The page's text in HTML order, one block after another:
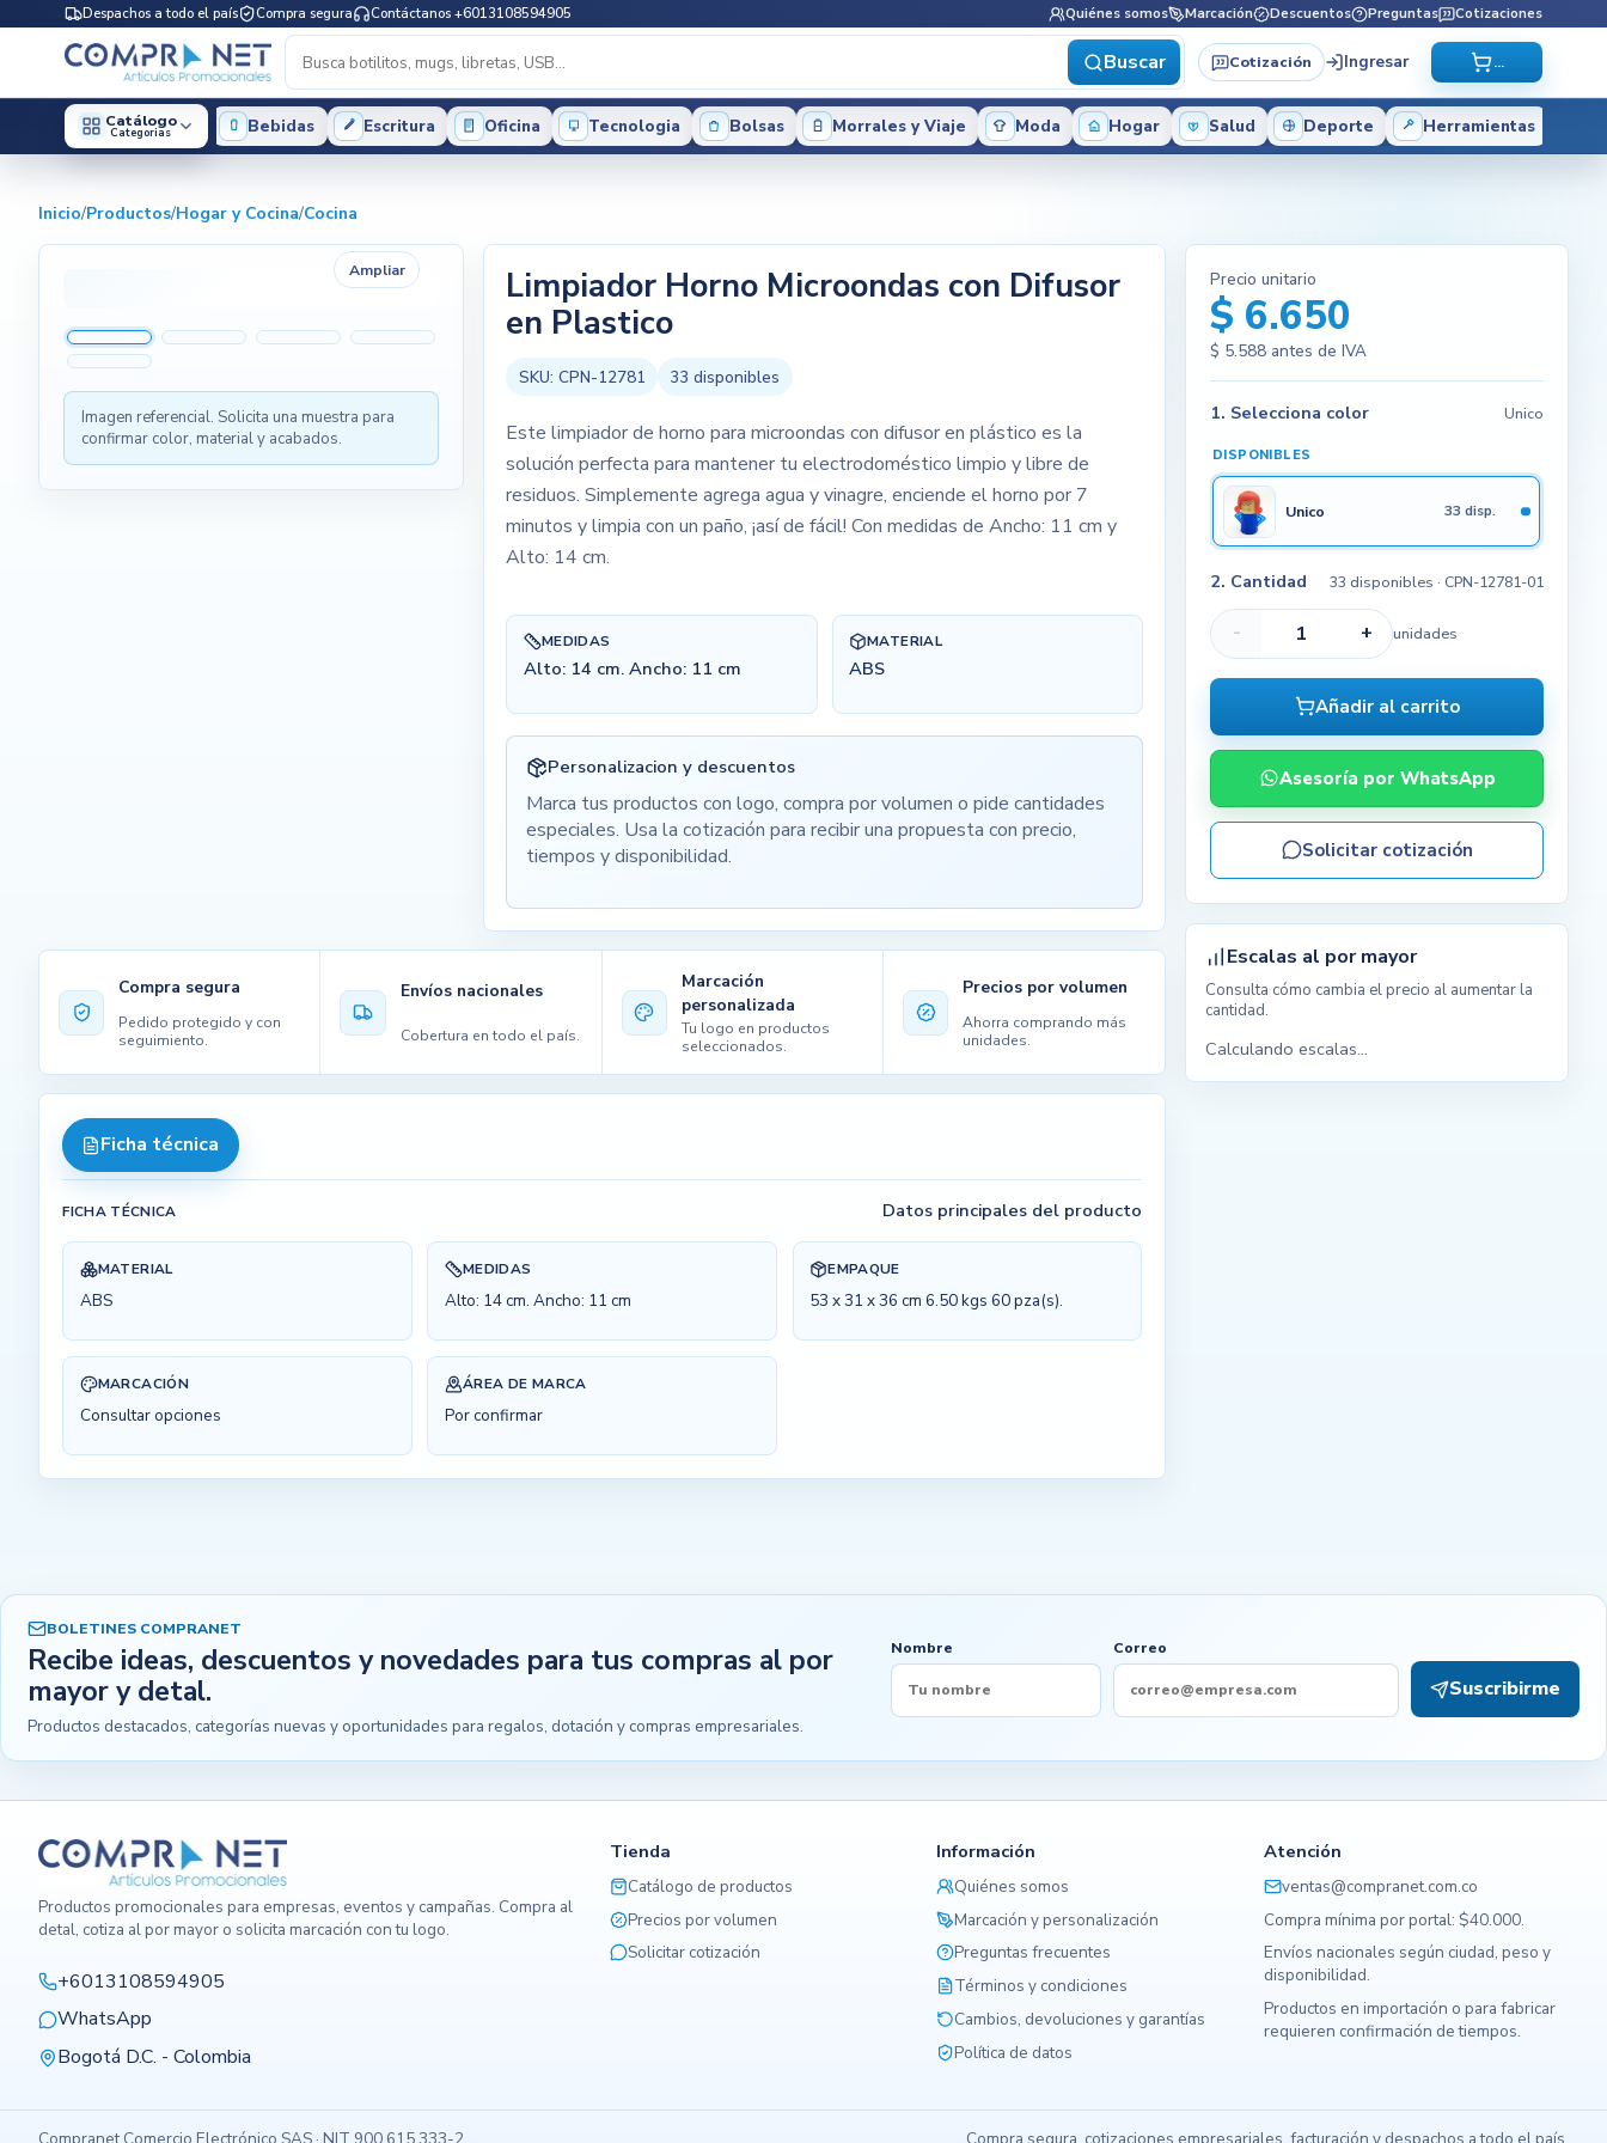
Despachos a todo el país Compra segura Contáctanos +6013108594905 Quiénes somos Marcación Descuentos Preguntas Cotizaciones
Buscar Cotización Ingresar ...
Catálogo
Categorias Bebidas Escritura Oficina Tecnologia Bolsas Morrales y Viaje Moda Hogar Salud Deporte Herramientas
Inicio/Productos/Hogar y Cocina/Cocina
Ampliar
Imagen referencial. Solicita una muestra para
confirmar color, material y acabados.
Limpiador Horno Microondas con Difusor
en Plastico
SKU: CPN-12781 33 disponibles
Este limpiador de horno para microondas con difusor en plástico es la
solución perfecta para mantener tu electrodoméstico limpio y libre de
residuos. Simplemente agrega agua y vinagre, enciende el horno por 7
minutos y limpia con un paño, ¡así de fácil! Con medidas de Ancho: 11 cm y
Alto: 14 cm.
MEDIDAS
Alto: 14 cm. Ancho: 11 cm
MATERIAL
ABS
Personalizacion y descuentos
Marca tus productos con logo, compra por volumen o pide cantidades
especiales. Usa la cotización para recibir una propuesta con precio,
tiempos y disponibilidad.
Compra segura
Pedido protegido y con
seguimiento.
Envíos nacionales
Cobertura en todo el país.
Marcación
personalizada
Tu logo en productos
seleccionados.
Precios por volumen
Ahorra comprando más
unidades.
Ficha técnica
FICHA TÉCNICA Datos principales del producto
MATERIAL
ABS
MEDIDAS
Alto: 14 cm. Ancho: 11 cm
EMPAQUE
53 x 31 x 36 cm 6.50 kgs 60 pza(s).
MARCACIÓN
Consultar opciones
ÁREA DE MARCA
Por confirmar
Precio unitario
$ 6.650
$ 5.588 antes de IVA
1. Selecciona color Unico
DISPONIBLES
Unico 33 disp.
2. Cantidad 33 disponibles · CPN-12781-01
- + unidades
Añadir al carrito
Asesoría por WhatsApp
Solicitar cotización
Escalas al por mayor
Consulta cómo cambia el precio al aumentar la
cantidad.
Calculando escalas...
BOLETINES COMPRANET
Recibe ideas, descuentos y novedades para tus compras al por
mayor y detal.
Productos destacados, categorías nuevas y oportunidades para regalos, dotación y compras empresariales.
Nombre Correo
Suscribirme
Productos promocionales para empresas, eventos y campañas. Compra al
detal, cotiza al por mayor o solicita marcación con tu logo.
+6013108594905
WhatsApp
Bogotá D.C. - Colombia
Tienda
Catálogo de productos
Precios por volumen
Solicitar cotización
Información
Quiénes somos
Marcación y personalización
Preguntas frecuentes
Términos y condiciones
Cambios, devoluciones y garantías
Política de datos
Atención
ventas@compranet.com.co
Compra mínima por portal: $40.000.
Envíos nacionales según ciudad, peso y
disponibilidad.
Productos en importación o para fabricar
requieren confirmación de tiempos.